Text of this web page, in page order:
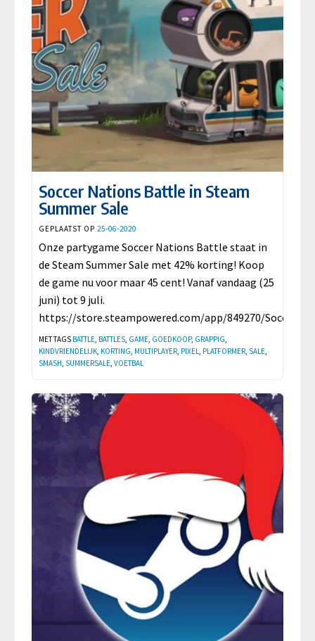
Soccer Nations Battle in Steam
Summer Sale
GEPLAATST OP 25-06-2020
Onze partygame Soccer Nations Battle staat in
de Steam Summer Sale met 42% korting! Koop
de game nu voor maar 45 cent! Vanaf vandaag (25
juni) tot 9 juli.
https://store.steampowered.com/app/849270/
MET TAGS BATTLE, BATTLES, GAME, GOEDKOOP, GRAPPIG,
KINDVRIENDELIJK, KORTING, MULTIPLAYER, PIXEL, PLATFORMER, SALE,
SMASH, SUMMERSALE, VOETBAL